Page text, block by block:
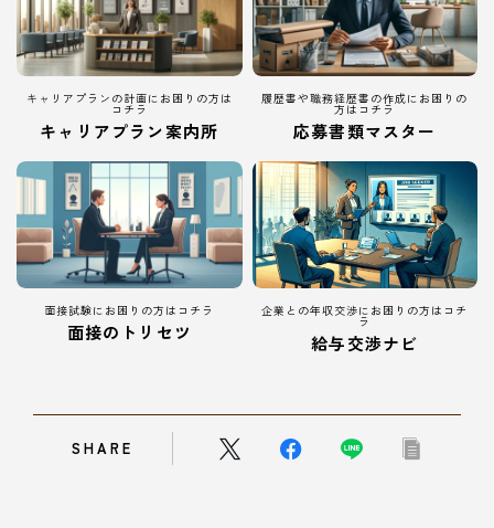
キャリアプランの計画にお困りの方は
コチラ
キャリアプラン案内所
履歴書や職務経歴書の作成にお困りの
方はコチラ
応募書類マスター
面接試験にお困りの方はコチラ
面接のトリセツ
企業との年収交渉にお困りの方はコチ
ラ
給与交渉ナビ
SHARE